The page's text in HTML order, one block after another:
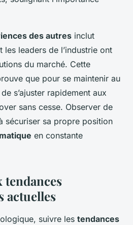
des autres inclut
leaders de l’industrie ont
du marché. Cette
que pour se maintenir au
s’ajuster rapidement aux
sans cesse. Observer de
sécuriser sa propre position
en constante
tendances
actuelles
suivre les tendances